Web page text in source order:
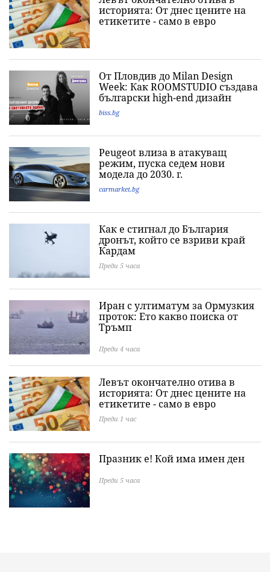
историята: Oт днес цените на
етикетите - само в евро
От Пловдив до Milan Design
Week: Как ROOMSTUDIO създава
български high-end дизайн
biss.bg
Peugeot влиза в атакуващ
режим, пуска седем нови
модела до 2030. г.
carmarket.bg
Как е стигнал до България
дронът, който се взриви край
Кардам
Преди 5 часа
Иран с ултиматум за Ормузкия
проток: Ето какво поиска от
Тръмп
Преди 4 часа
Левът окончателно отива в
историята: Oт днес цените на
етикетите - само в евро
Преди 1 час
Празник е! Кой има имен ден
Преди 5 часа